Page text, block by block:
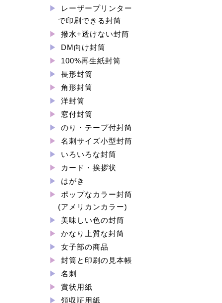
レーザープリンター
で印刷できる封筒
撥水+透けない封筒
DM向け封筒
100%再生紙封筒
長形封筒
角形封筒
洋封筒
窓付封筒
のり・テープ付封筒
名刺サイズ小型封筒
いろいろな封筒
カード・挨拶状
はがき
ポップなカラー封筒
(アメリカンカラー)
美味しい色の封筒
かなり上質な封筒
女子部の商品
封筒と印刷の見本帳
名刺
賞状用紙
領収証用紙